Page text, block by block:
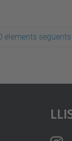
elements següents